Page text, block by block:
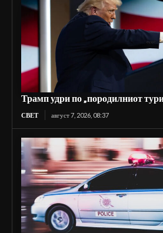
Трамп удри по „породилниот
СВЕТ август 7, 2026, 08:37